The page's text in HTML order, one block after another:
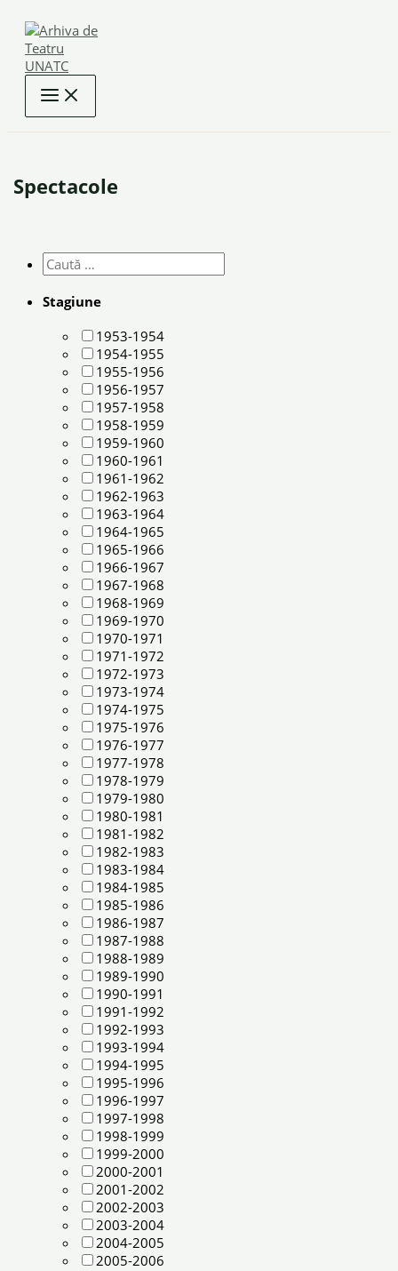
content
Spectacole
Stagiune
1953-1954
1954-1955
1955-1956
1956-1957
1957-1958
1958-1959
1959-1960
1960-1961
1961-1962
1962-1963
1963-1964
1964-1965
1965-1966
1966-1967
1967-1968
1968-1969
1969-1970
1970-1971
1971-1972
1972-1973
1973-1974
1974-1975
1975-1976
1976-1977
1977-1978
1978-1979
1979-1980
1980-1981
1981-1982
1982-1983
1983-1984
1984-1985
1985-1986
1986-1987
1987-1988
1988-1989
1989-1990
1990-1991
1991-1992
1992-1993
1993-1994
1994-1995
1995-1996
1996-1997
1997-1998
1998-1999
1999-2000
2000-2001
2001-2002
2002-2003
2003-2004
2004-2005
2005-2006